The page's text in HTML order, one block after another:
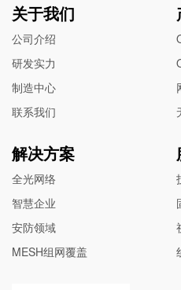
关于我们
公司介绍
研发实力
制造中心
联系我们
解决方案
全光网络
智慧企业
安防领域
MESH组网覆盖